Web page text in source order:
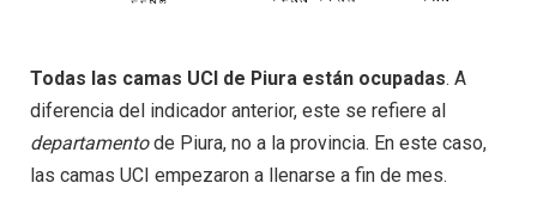
Todas las camas UCI de Piura están ocupadas. A
diferencia del indicador anterior, este se refiere al
departamentode Piura, no a la provincia. En este caso,
las camas UCI empezaron a llenarse a fin de mes.